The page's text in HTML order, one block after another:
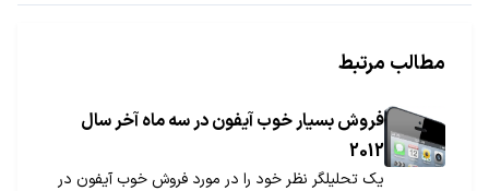
مطالب مرتبط
فروش بسیار خوب آیفون در سه ماه آخر سال
2012
یک تحلیلگر نظر خود را در مورد فروش خوب آیفون در